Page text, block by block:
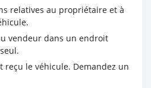
relatives au propriétaire et à
vendeur dans un endroit
reçu le véhicule. Demandez un